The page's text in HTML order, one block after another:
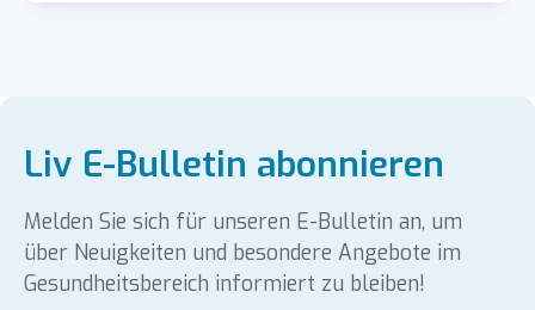
Liv E-Bulletin abonnieren
Melden Sie sich für unseren E-Bulletin an, um
über Neuigkeiten und besondere Angebote im
Gesundheitsbereich informiert zu bleiben!